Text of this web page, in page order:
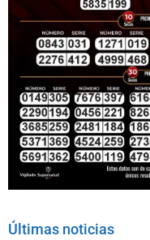
Últimas noticias